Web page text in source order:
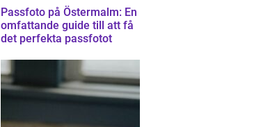
Passfoto på Östermalm: En
omfattande guide till att få
det perfekta passfotot